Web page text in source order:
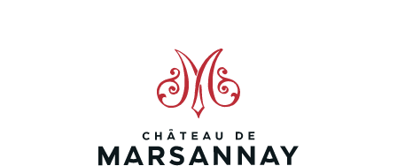
Vignerondes, Cuvée Bernarde Delesclache achetées
pour le Marché aux Vins vont être élevées au
Château de Marsannay. Ces vins seront mis à la
vente au Marché aux Vins, votre caviste à Beaune,